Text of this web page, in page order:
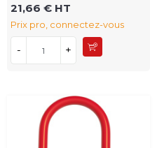
21,66 € HT
Prix pro, connectez-vous
- +